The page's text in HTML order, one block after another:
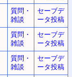
質問・
雑談
セーブデ
ータ投稿
質問・
雑談
セーブデ
ータ投稿
質問・
雑談
セーブデ
ータ投稿